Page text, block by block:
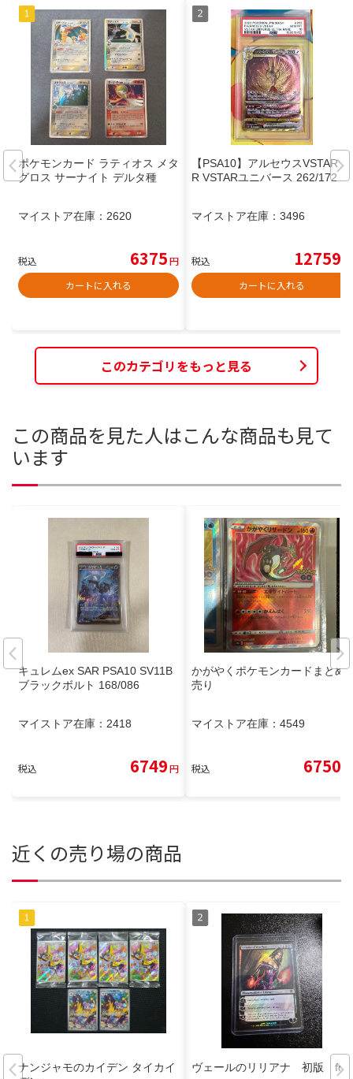
ポケモンカード ラティオス メタ
グロス サーナイト デルタ種
マイストア在庫： 2620
税込 6375円
カートに入れる
【PSA10】アルセウスVSTAR U
R VSTARユニバース 262/172
マイストア在庫： 3496
税込 12759
カートに入れる
このカテゴリをもっと見る
この商品を見た人はこんな商品も見て
います
キュレムex SAR PSA10 SV11B
ブラックボルト 168/086
マイストア在庫： 2418
税込 6749円
かがやくポケモンカードまとめ
売り
マイストア在庫： 4549
税込 6750
近くの売り場の商品
ナンジャモのカイデン タイカイ
ヴェールのリリアナ 初版 foil